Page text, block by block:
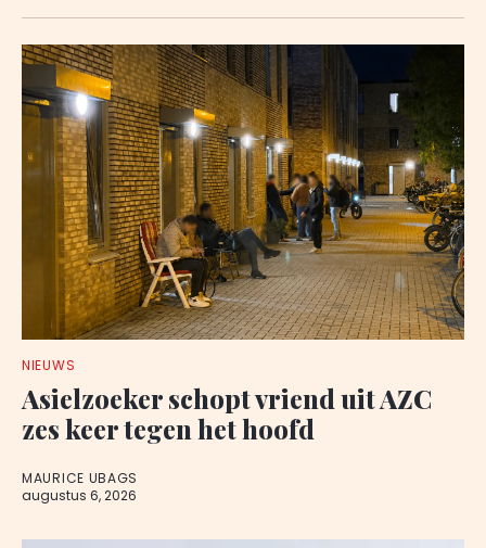
NIEUWS
Asielzoeker schopt vriend uit AZC
zes keer tegen het hoofd
MAURICE UBAGS
augustus 6, 2026